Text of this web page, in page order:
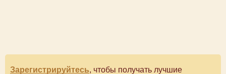
Зарегистрируйтесь, чтобы получать лучшие